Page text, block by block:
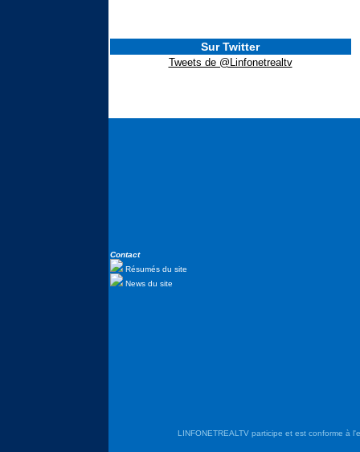
Sur Twitter
Tweets de @Linfonetrealtv
Contact
Résumés du site
News du site
LINFONETREALTV participe et est conforme à